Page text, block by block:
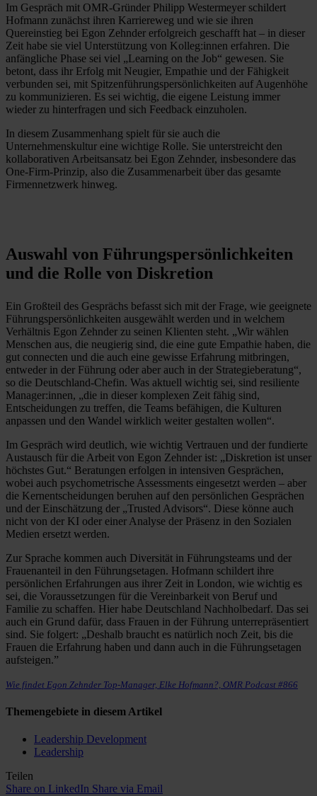
Im Gespräch mit OMR-Gründer Philipp Westermeyer schildert
Hofmann zunächst ihren Karriereweg und wie sie ihren
Quereinstieg bei Egon Zehnder erfolgreich geschafft hat – in dieser
Zeit habe sie viel Unterstützung von Kolleg:innen erfahren. Die
anfängliche Phase sei viel „Learning on the Job“ gewesen. Sie
betont, dass ihr Erfolg mit Neugier, Empathie und der Fähigkeit
verbunden sei, mit Spitzenführungspersönlichkeiten auf Augenhöhe
zu kommunizieren. Es sei wichtig, die eigene Leistung immer
wieder zu hinterfragen und sich Feedback einzuholen.
In diesem Zusammenhang spielt für sie auch die
Unternehmenskultur eine wichtige Rolle. Sie unterstreicht den
kollaborativen Arbeitsansatz bei Egon Zehnder, insbesondere das
One-Firm-Prinzip, also die Zusammenarbeit über das gesamte
Firmennetzwerk hinweg.
Auswahl von Führungspersönlichkeiten
und die Rolle von Diskretion
Ein Großteil des Gesprächs befasst sich mit der Frage, wie geeignete
Führungspersönlichkeiten ausgewählt werden und in welchem
Verhältnis Egon Zehnder zu seinen Klienten steht. „Wir wählen
Menschen aus, die neugierig sind, die eine gute Empathie haben, die
gut connecten und die auch eine gewisse Erfahrung mitbringen,
entweder in der Führung oder aber auch in der Strategieberatung“,
so die Deutschland-Chefin. Was aktuell wichtig sei, sind resiliente
Manager:innen, „die in dieser komplexen Zeit fähig sind,
Entscheidungen zu treffen, die Teams befähigen, die Kulturen
anpassen und den Wandel wirklich weiter gestalten wollen“.
Im Gespräch wird deutlich, wie wichtig Vertrauen und der fundierte
Austausch für die Arbeit von Egon Zehnder ist: „Diskretion ist unser
höchstes Gut.“ Beratungen erfolgen in intensiven Gesprächen,
wobei auch psychometrische Assessments eingesetzt werden – aber
die Kernentscheidungen beruhen auf den persönlichen Gesprächen
und der Einschätzung der „Trusted Advisors“. Diese könne auch
nicht von der KI oder einer Analyse der Präsenz in den Sozialen
Medien ersetzt werden.
Zur Sprache kommen auch Diversität in Führungsteams und der
Frauenanteil in den Führungsetagen. Hofmann schildert ihre
persönlichen Erfahrungen aus ihrer Zeit in London, wie wichtig es
sei, die Voraussetzungen für die Vereinbarkeit von Beruf und
Familie zu schaffen. Hier habe Deutschland Nachholbedarf. Das sei
auch ein Grund dafür, dass Frauen in der Führung unterrepräsentiert
sind. Sie folgert: „Deshalb braucht es natürlich noch Zeit, bis die
Frauen die Erfahrung haben und dann auch in die Führungsetagen
aufsteigen.”
Wie findet Egon Zehnder Top-Manager, Elke Hofmann?, OMR Podcast #866
Themengebiete in diesem Artikel
Leadership Development
Leadership
Teilen
Share on LinkedIn Share via Email